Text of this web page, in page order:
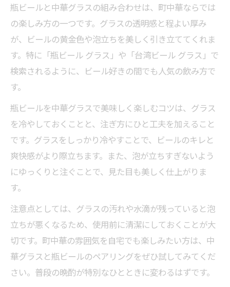
瓶ビールと中華グラスの組み合わせは、町中華ならでは
の楽しみ方の一つです。グラスの透明感と程よい厚み
が、ビールの黄金色や泡立ちを美しく引き立ててくれま
す。特に「瓶ビール グラス」や「台湾ビール グラス」で
検索されるように、ビール好きの間でも人気の飲み方で
す。
瓶ビールを中華グラスで美味しく楽しむコツは、グラス
を冷やしておくことと、注ぎ方にひと工夫を加えること
です。グラスをしっかり冷やすことで、ビールのキレと
爽快感がより際立ちます。また、泡が立ちすぎないよう
にゆっくりと注ぐことで、見た目も美しく仕上がりま
す。
注意点としては、グラスの汚れや水滴が残っていると泡
立ちが悪くなるため、使用前に清潔にしておくことが大
切です。町中華の雰囲気を自宅でも楽しみたい方は、中
華グラスと瓶ビールのペアリングをぜひ試してみてくだ
さい。普段の晩酌が特別なひとときに変わるはずです。